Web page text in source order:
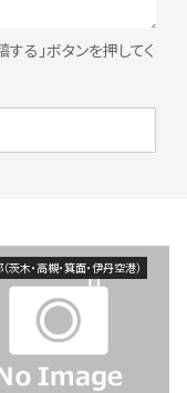
る」ボタンを押してく
茨木・高槻・箕面・伊丹空港）